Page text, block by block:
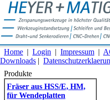
Home | Login | Impressum |
Downloads |
Produkte
Fräser aus HSS/E, HM,
für Wendeplatten